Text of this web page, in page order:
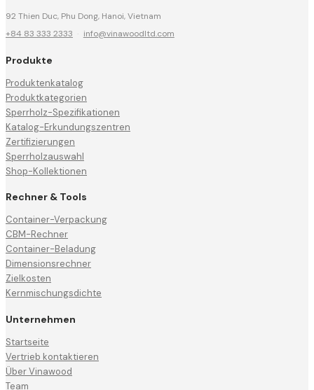
92 Thien Duc, Phu Dong, Hanoi, Vietnam
+84 83 333 2333 · info@vinawoodltd.com
Produkte
Produktenkatalog
Produktkategorien
Sperrholz-Spezifikationen
Katalog-Erkundungszentren
Zertifizierungen
Sperrholzauswahl
Shop-Kollektionen
Rechner & Tools
Container-Verpackung
CBM-Rechner
Container-Beladung
Dimensionsrechner
Zielkosten
Kernmischungsdichte
Unternehmen
Startseite
Vertrieb kontaktieren
Über Vinawood
Team